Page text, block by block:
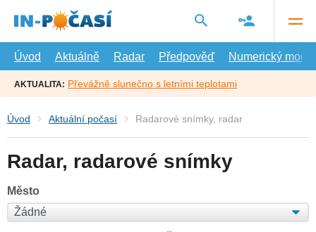
hlavní
Úvod
Aktuálně Radar Předpověď Numerický model
AKTUALITA: Převážně slunečno s letními teplotami
Úvod Aktuální počasí Radarové snímky, radar
Radar, radarové snímky
Město